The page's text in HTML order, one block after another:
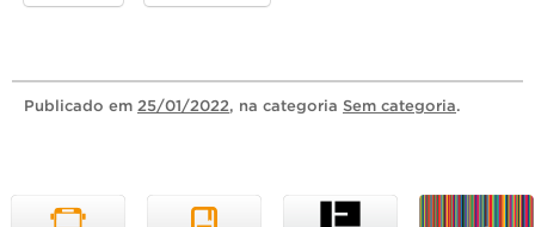
Publicado em 25/01/2022, na categoria Sem categoria.